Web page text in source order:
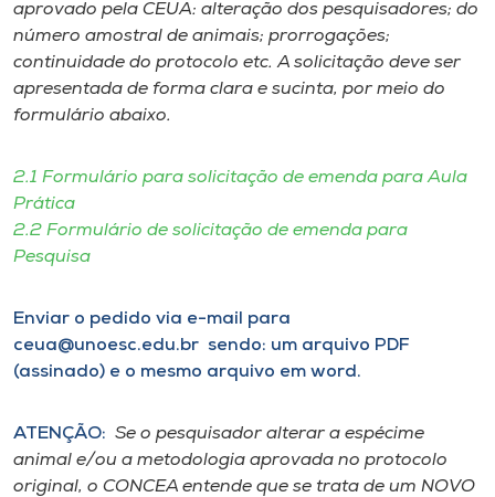
Unoesc
Store
Selecione
o idioma
A-
aprovado pela CEUA: alteração dos pesquisadores; do
número amostral de animais; prorrogações;
continuidade do protocolo etc. A solicitação deve ser
apresentada de forma clara e sucinta, por meio do
formulário abaixo.
2.1 Formulário para solicitação de emenda para Aula
Prática
2.2 Formulário de solicitação de emenda para
Pesquisa
Enviar o pedido via e-mail para
ceua@unoesc.edu.br sendo: um arquivo PDF
(assinado) e o mesmo arquivo em word.
ATENÇÃO: Se o pesquisador alterar a espécime
animal e/ou a metodologia aprovada no protocolo
original, o CONCEA entende que se trata de um NOVO